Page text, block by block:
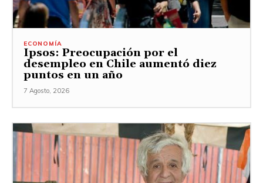
ECONOMÍA
Ipsos: Preocupación por el
desempleo en Chile aumentó diez
puntos en un año
7 Agosto, 2026